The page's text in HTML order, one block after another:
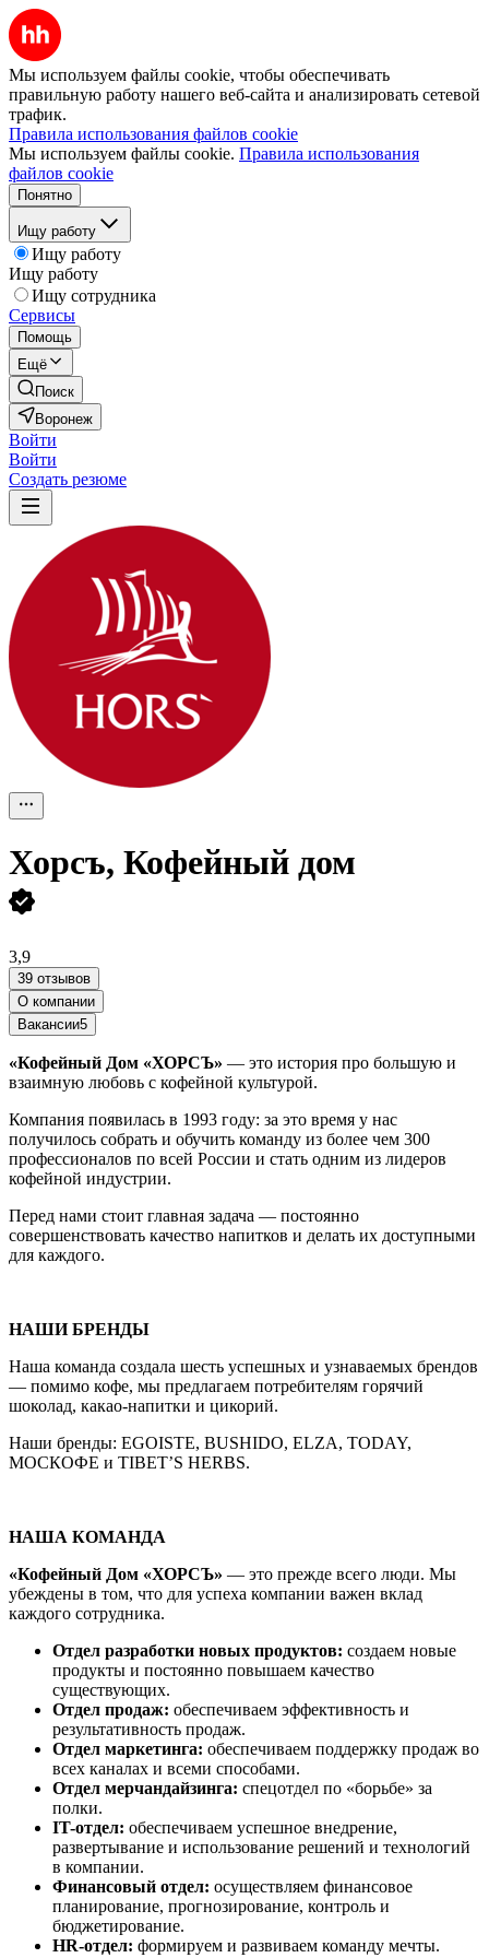
Мы используем файлы cookie, чтобы обеспечивать
правильную работу нашего веб-сайта и анализировать сетевой
трафик.
Правила использования файлов cookie
Мы используем файлы cookie. Правила использования
файлов cookie
Понятно
Ищу работу
Ищу работу
Ищу работу
Ищу сотрудника
Сервисы
Помощь
Ещё
Поиск
Воронеж
Войти
Войти
Создать резюме
Хорсъ, Кофейный дом
3,9
39 отзывов
О компании
Вакансии5
«Кофейный Дом «ХОРСЪ» — это история про большую и
взаимную любовь с кофейной культурой.
Компания появилась в 1993 году: за это время у нас
получилось собрать и обучить команду из более чем 300
профессионалов по всей России и стать одним из лидеров
кофейной индустрии.
Перед нами стоит главная задача — постоянно
совершенствовать качество напитков и делать их доступными
для каждого.
НАШИ БРЕНДЫ
Наша команда создала шесть успешных и узнаваемых брендов
— помимо кофе, мы предлагаем потребителям горячий
шоколад, какао-напитки и цикорий.
Наши бренды: EGOISTE, BUSHIDO, ELZA, TODAY,
МОСКОФЕ и TIBET’S HERBS.
НАША КОМАНДА
«Кофейный Дом «ХОРСЪ» — это прежде всего люди. Мы
убеждены в том, что для успеха компании важен вклад
каждого сотрудника.
Отдел разработки новых продуктов: создаем новые
продукты и постоянно повышаем качество
существующих.
Отдел продаж: обеспечиваем эффективность и
результативность продаж.
Отдел маркетинга: обеспечиваем поддержку продаж во
всех каналах и всеми способами.
Отдел мерчандайзинга: спецотдел по «борьбе» за
полки.
IT-отдел: обеспечиваем успешное внедрение,
развертывание и использование решений и технологий
в компании.
Финансовый отдел: осуществляем финансовое
планирование, прогнозирование, контроль и
бюджетирование.
HR-отдел: формируем и развиваем команду мечты.